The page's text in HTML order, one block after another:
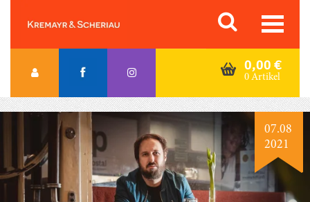
content
Orac K&S
0,00 €
0 Artikel
07.08
2021